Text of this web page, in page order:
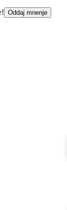
Oddaj mnenje